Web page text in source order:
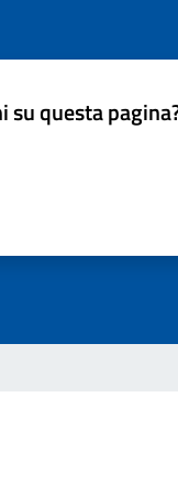
su questa